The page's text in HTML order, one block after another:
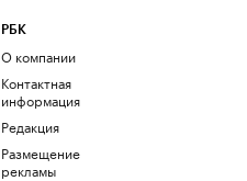
РБК
О компании
Контактная
информация
Редакция
Размещение
рекламы